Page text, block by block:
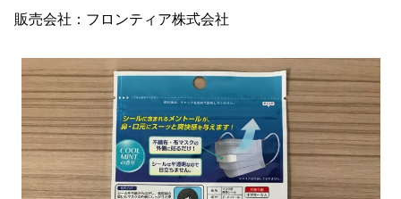
販売会社：フロンティア株式会社